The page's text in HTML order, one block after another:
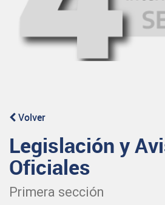
Volver
Legislación y
Oficiales
Primera sección